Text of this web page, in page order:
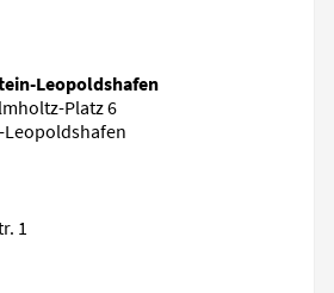
Leopoldshafen
Platz 6
Leopoldshafen
1